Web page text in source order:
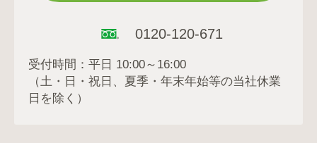
0120-120-671
受付時間：平日 10:00～16:00
（土・日・祝日、夏季・年末年始等の当社休業
日を除く）